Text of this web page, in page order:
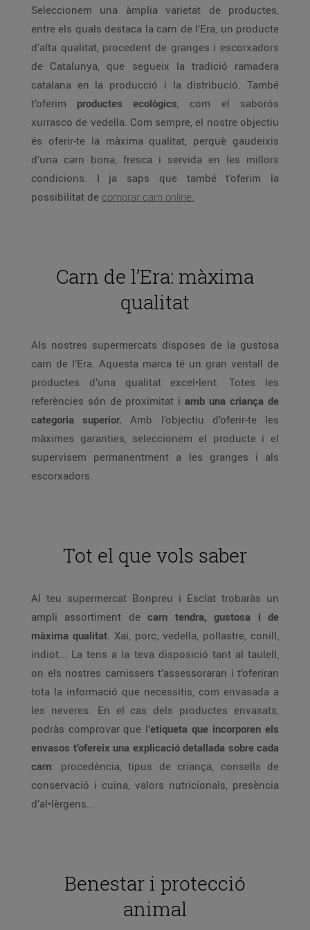
Seleccionem una àmplia varietat de productes,
entre els quals destaca la carn de l’Era, un producte
d’alta qualitat, procedent de granges i escorxadors
de Catalunya, que segueix la tradició ramadera
catalana en la producció i la distribució. També
t’oferim productes ecològics, com el saborós
xurrasco de vedella. Com sempre, el nostre objectiu
és oferir-te la màxima qualitat, perquè gaudeixis
d’una carn bona, fresca i servida en les millors
condicions. I ja saps que també t’oferim la
possibilitat de comprar carn online.
Carn de l’Era: màxima
qualitat
Als nostres supermercats disposes de la gustosa
carn de l’Era. Aquesta marca té un gran ventall de
productes d’una qualitat excel•lent. Totes les
referències són de proximitat i amb una criança de
categoria superior. Amb l’objectiu d’oferir-te les
màximes garanties, seleccionem el producte i el
supervisem permanentment a les granges i als
escorxadors.
Tot el que vols saber
Al teu supermercat Bonpreu i Esclat trobaràs un
ampli assortiment de carn tendra, gustosa i de
màxima qualitat. Xai, porc, vedella, pollastre, conill,
indiot... La tens a la teva disposició tant al taulell,
on els nostres carnissers t’assessoraran i t’oferiran
tota la informació que necessitis, com envasada a
les neveres. En el cas dels productes envasats,
podràs comprovar que l’etiqueta que incorporen els
envasos t’ofereix una explicació detallada sobre cada
carn: procedència, tipus de criança, consells de
conservació i cuina, valors nutricionals, presència
d’al•lèrgens...
Benestar i protecció
animal